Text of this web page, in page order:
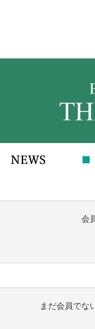
会
まだ会員でな